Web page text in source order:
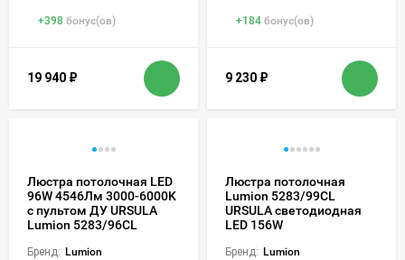
+398 бонус(ов)
19 940 ₽
+184 бонус(ов)
9 230 ₽
Люстра потолочная LED
96W 4546Лм 3000-6000K
с пультом ДУ URSULA
Lumion 5283/96CL
Бренд: Lumion
Люстра потолочная
Lumion 5283/99CL
URSULA светодиодная
LED 156W
Бренд: Lumion